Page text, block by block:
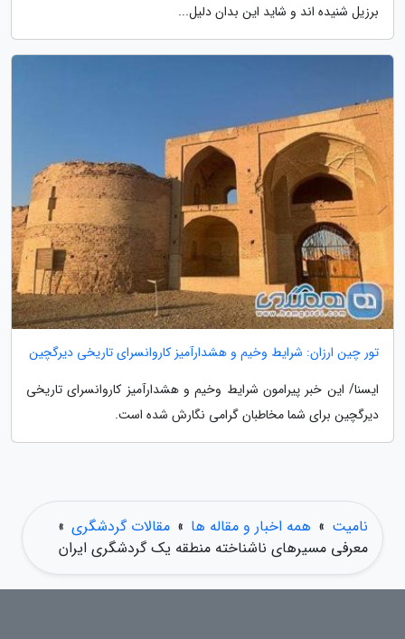
برزیل شنیده اند و شاید این بدان دلیل...
تور چین ارزان: شرایط وخیم و هشدارآمیز کاروانسرای تاریخی دیرگچین
ایسنا/ این خبر پیرامون شرایط وخیم و هشدارآمیز کاروانسرای تاریخی
دیرگچین برای شما مخاطبان گرامی نگارش شده است.
نامیت » همه اخبار و مقاله ها » مقالات گردشگری »
معرفی مسیرهای ناشناخته منطقه یک گردشگری ایران